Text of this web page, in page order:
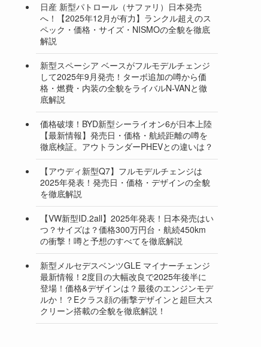
日産 新型パトロール（サファリ）日本発売
へ！【2025年12月が有力】ランクル超えのス
ペック・価格・サイズ・NISMOの全貌を徹底
解説
新型スペーシア ベースがフルモデルチェンジ
して2025年9月発売！ターボ追加の噂から価
格・燃費・内装の全貌をライバルN-VANと徹
底解説
価格破壊！BYD新型シーライオン6が日本上陸
【最新情報】発売日・価格・航続距離の噂を
徹底検証。アウトランダーPHEVとの違いは？
【アウディ新型Q7】フルモデルチェンジは
2025年発表！発売日・価格・デザインの全貌
を徹底解説
【VW新型ID.2all】2025年発表！日本発売はい
つ？サイズは？価格300万円台・航続450km
の衝撃！噂と予想のすべてを徹底解説
新型メルセデスベンツGLE マイナーチェンジ
最新情報！2度目の大幅改良で2025年後半に
登場！価格&デザインは？最後のエンジンモデ
ルか！？Eクラス顔の衝撃デザインと超巨大ス
クリーン搭載の全貌を徹底解説！